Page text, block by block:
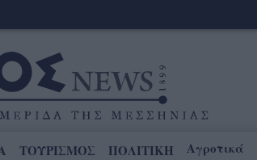
ΤΟΥΡΙΣΜΟΣ ΠΟΛΙΤΙΚΗ Αγροτικά